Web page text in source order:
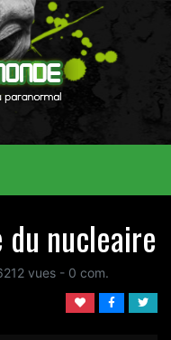
nucleaire
vues - 0 com.